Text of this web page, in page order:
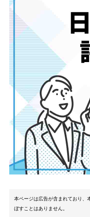
本ページは広告が含まれており、
ぼすことはありません。